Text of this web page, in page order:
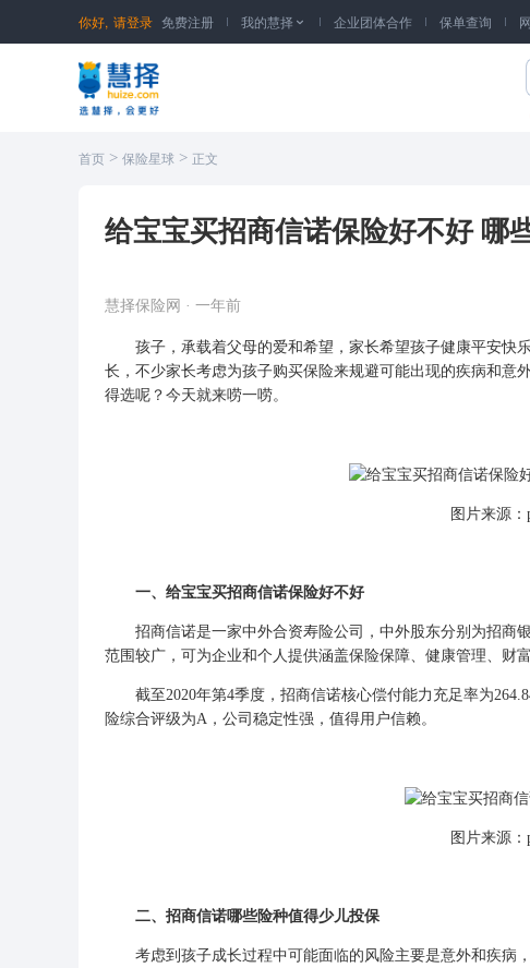
你好, 请登录 免费注册 我的慧择  企业团体合作 保单查询
首页 > 保险星球 > 正文
给宝宝买招商信诺保险好不好 哪
慧择保险网 · 一年前
孩子，承载着父母的爱和希望，家长希望孩子健康平安快
长，不少家长考虑为孩子购买保险来规避可能出现的疾病和意
得选呢？今天就来唠一唠。
图片来源：
一、给宝宝买招商信诺保险好不好
招商信诺是一家中外合资寿险公司，中外股东分别为招商
范围较广，可为企业和个人提供涵盖保险保障、健康管理、财
截至2020年第4季度，招商信诺核心偿付能力充足率为
险综合评级为A，公司稳定性强，值得用户信赖。
图片来源：
二、招商信诺哪些险种值得少儿投保
考虑到孩子成长过程中可能面临的风险主要是意外和疾病